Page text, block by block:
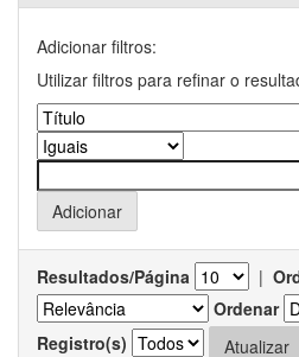
Adicionar filtros:
Utilizar filtros para refinar o
Resultados/Página |
Ordenar
Registro(s)